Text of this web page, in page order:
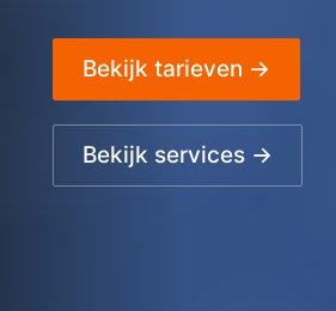
Bekijk tarieven →
Bekijk services →